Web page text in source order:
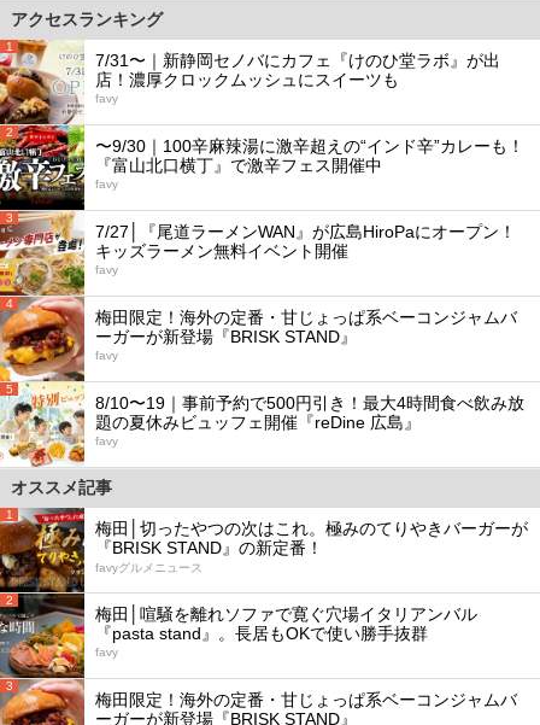
アクセスランキング
1
7/31〜｜新静岡セノバにカフェ『けのひ堂ラボ』が出
店！濃厚クロックムッシュにスイーツも
favy
2
〜9/30｜100辛麻辣湯に激辛超えの“インド辛”カレーも！
『富山北口横丁』で激辛フェス開催中
favy
3
7/27│『尾道ラーメンWAN』が広島HiroPaにオープン！
キッズラーメン無料イベント開催
favy
4
梅田限定！海外の定番・甘じょっぱ系ベーコンジャムバ
ーガーが新登場『BRISK STAND』
favy
5
8/10〜19｜事前予約で500円引き！最大4時間食べ飲み放
題の夏休みビュッフェ開催『reDine 広島』
favy
オススメ記事
1
梅田│切ったやつの次はこれ。極みのてりやきバーガーが
『BRISK STAND』の新定番！
favyグルメニュース
2
梅田│喧騒を離れソファで寛ぐ穴場イタリアンバル
『pasta stand』。長居もOKで使い勝手抜群
favy
3
梅田限定！海外の定番・甘じょっぱ系ベーコンジャムバ
ーガーが新登場『BRISK STAND』